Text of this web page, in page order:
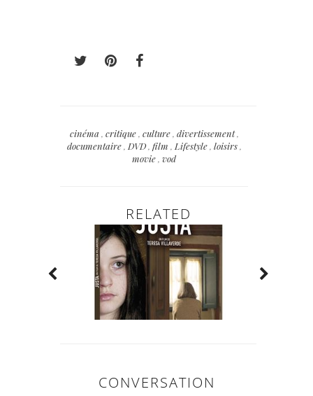
cinéma , critique, culture, divertissement,
documentaire, DVD, film , Lifestyle, loisirs,
movie, vod
RELATED
CONVERSATION